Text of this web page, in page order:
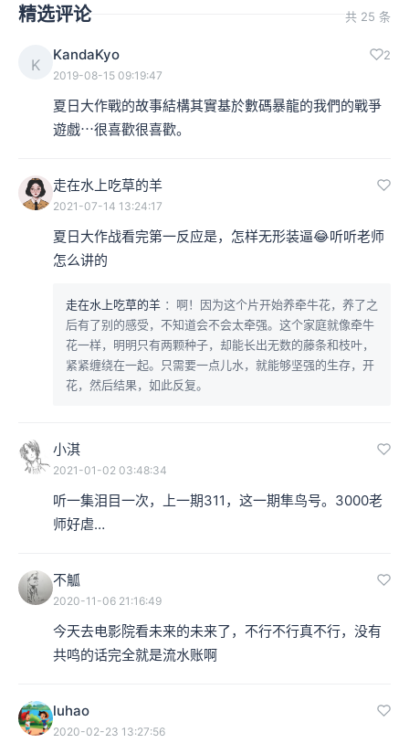
细田守（Mamoru Hosoda），生于1967年9月19日
李叔：今天我们要聊的，就是他的作品《夏日大作战》，
这个作品。
细田守电影《夏日大作战》，2009年8月1日在日本上映。
精选评论 共 25 条
K
KandaKyo 2
2019-08-15 09:19:47
夏日大作戰的故事結構其實基於數碼暴龍的我們的戰爭
遊戲⋯很喜歡很喜歡。
走在水上吃草的羊
2021-07-14 13:24:17
夏日大作战看完第一反应是，怎样无形装逼😂听听老师
怎么讲的
走在水上吃草的羊 ：啊！因为这个片开始养牵牛花，养了之
后有了别的感受，不知道会不会太牵强。这个家庭就像牵牛
花一样，明明只有两颗种子，却能长出无数的藤条和枝叶，
紧紧缠绕在一起。只需要一点儿水，就能够坚强的生存，开
花，然后结果，如此反复。
小淇
2021-01-02 03:48:34
听一集泪目一次，上一期311，这一期隼鸟号。3000老
师好虐…
不觚
2020-11-06 21:16:49
今天去电影院看未来的未来了，不行不行真不行，没有
共鸣的话完全就是流水账啊
luhao
2020-02-23 13:27:56